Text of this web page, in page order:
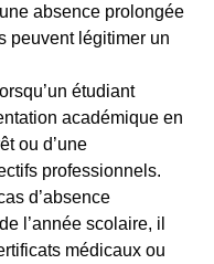
absence prolongée
peuvent légitimer un
étudiant
académique en
ou d’une
professionnels.
d’absence
l’année scolaire, il
médicaux ou